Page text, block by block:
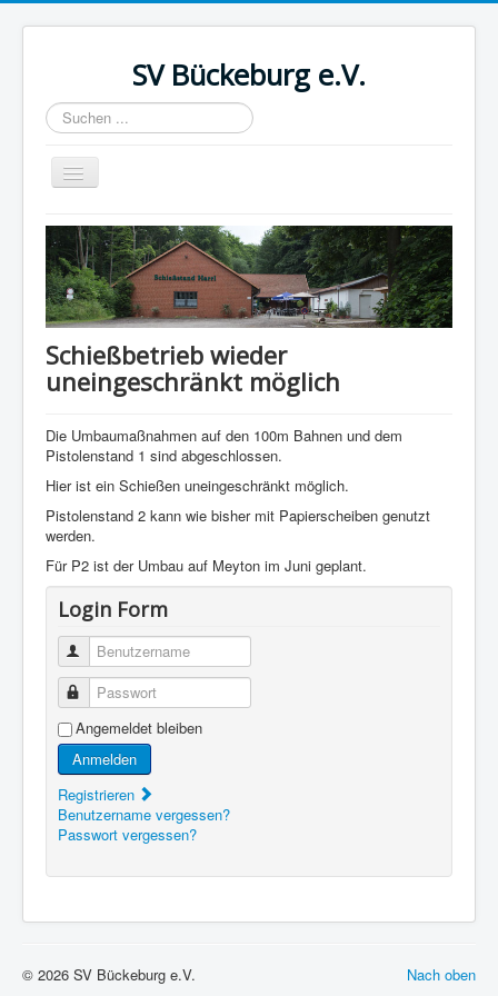
SV Bückeburg e.V.
Suchen
...
Navigation
an/aus
Home
Termine
Schießstand
Vorstand
Wettkämpfe
Download
Datenschutzinformation
Schießbetrieb wieder
uneingeschränkt möglich
Die Umbaumaßnahmen auf den 100m Bahnen und dem
Pistolenstand 1 sind abgeschlossen.
Hier ist ein Schießen uneingeschränkt möglich.
Pistolenstand 2 kann wie bisher mit Papierscheiben genutzt
werden.
Für P2 ist der Umbau auf Meyton im Juni geplant.
Login Form
Benutzername
Passwort
Angemeldet bleiben
Anmelden
Registrieren
Benutzername vergessen?
Passwort vergessen?
Nach oben
© 2026 SV Bückeburg e.V.